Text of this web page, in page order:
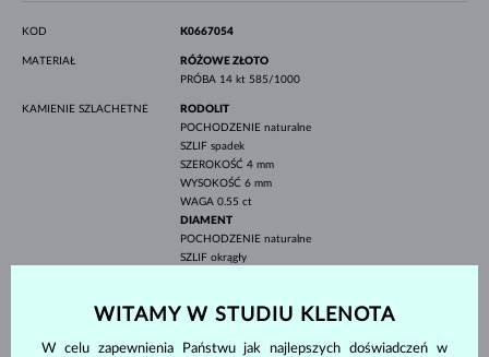
KOD K0667054
MATERIAŁ
RÓŻOWE ZŁOTO
PRÓBA 14 kt 585/1000
KAMIENIE SZLACHETNE
RODOLIT
POCHODZENIE naturalne
SZLIF spadek
SZEROKOŚĆ 4 mm
WYSOKOŚĆ 6 mm
WAGA 0.55 ct
DIAMENT
POCHODZENIE naturalne
SZLIF okrągły
ŚREDNICA
WITAMY W STUDIU KLENOTA
W celu zapewnienia Państwu jak najlepszych doświadczeń w